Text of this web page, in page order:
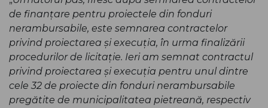
de finanțare pentru proiectele din fonduri
nerambursabile, este semnarea contractelor
privind proiectarea și execuția, în urma finalizării
procedurilor de licitație. Ieri am semnat contractul
privind proiectarea și execuția pentru unul dintre
cele 32 de proiecte din fonduri nerambursabile
pregătite de municipalitatea pietreană, respectiv